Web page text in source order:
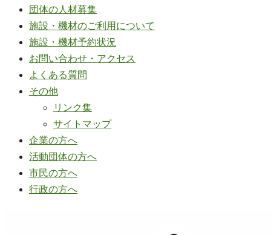
団体の人材募集
施設・機材のご利用について
施設・機材予約状況
お問い合わせ・アクセス
よくある質問
その他
リンク集
サイトマップ
企業の方へ
活動団体の方へ
市民の方へ
行政の方へ